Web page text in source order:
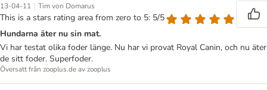
13-04-11 | Tim von Domarus
This is a stars rating area from zero to 5: 5/5
Hundarna äter nu sin mat.
Vi har testat olika foder länge. Nu har vi provat Royal Canin, och nu äter
de sitt foder. Superfoder.
Översatt från zooplus.de av zooplus